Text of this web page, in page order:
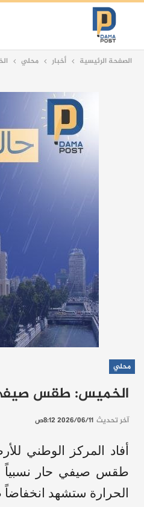
الصفحة الرئيسية أخبار محلي
محلي
الخميس: طقس صيفي
آخر تحديث 2026/06/11 8:12ص
أفاد المركز الوطني
طقس صيفي حار نسبياً
الحرارة ستشهد انخفاضاً